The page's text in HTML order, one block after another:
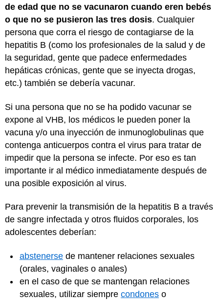
de edad que no se vacunaron cuando eren bebés
o que no se pusieron las tres dosis. Cualquier
persona que corra el riesgo de contagiarse de la
hepatitis B (como los profesionales de la salud y de
la seguridad, gente que padece enfermedades
hepáticas crónicas, gente que se inyecta drogas,
etc.) también se debería vacunar.
Si una persona que no se ha podido vacunar se
expone al VHB, los médicos le pueden poner la
vacuna y/o una inyección de inmunoglobulinas que
contenga anticuerpos contra el virus para tratar de
impedir que la persona se infecte. Por eso es tan
importante ir al médico inmediatamente después de
una posible exposición al virus.
Para prevenir la transmisión de la hepatitis B a través
de sangre infectada y otros fluidos corporales, los
adolescentes deberían:
abstenerse de mantener relaciones sexuales
(orales, vaginales o anales)
en el caso de que se mantengan relaciones
sexuales, utilizar siempre condones o